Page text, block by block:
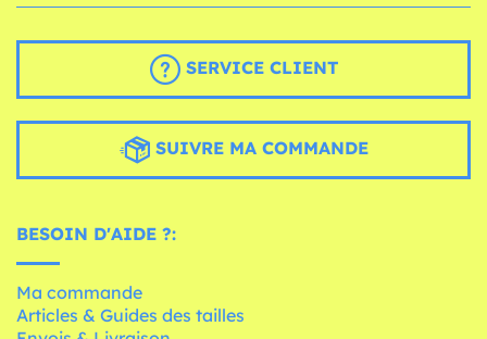
SERVICE CLIENT
SUIVRE MA COMMANDE
BESOIN D'AIDE ?:
Ma commande
Articles & Guides des tailles